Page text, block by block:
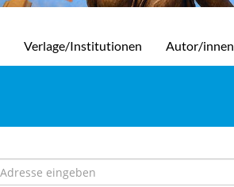
Verlage/Institutionen Autor/innen